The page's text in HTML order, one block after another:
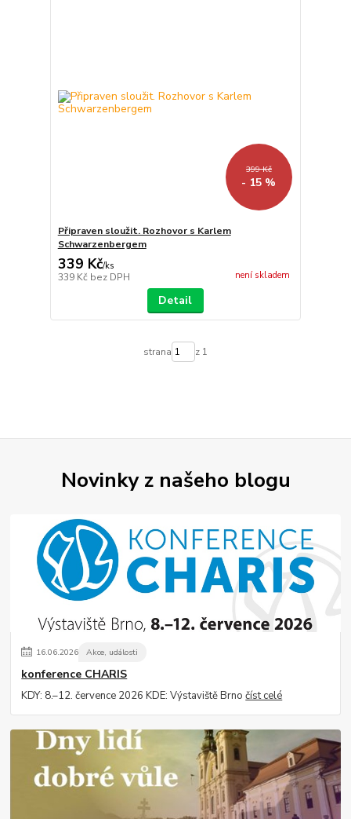
399 Kč
- 15 %
Připraven sloužit. Rozhovor s Karlem
Schwarzenbergem
339 Kč/ks
339 Kč bez DPH není skladem
Detail
strana z 1
Novinky z našeho blogu
16.06.2026 Akce, události
konference CHARIS
KDY: 8.–12. července 2026 KDE: Výstaviště Brnočíst celé